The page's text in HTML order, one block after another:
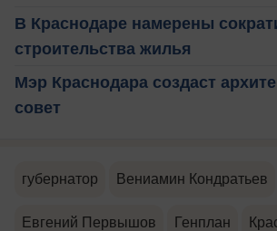
В Краснодаре намерены
строительства жилья
Мэр Краснодара создаст
совет
губернатор Вениамин Кондратьев
Евгений Первышов Генплан